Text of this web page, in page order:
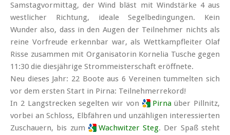
Samstag­vor­mittag, der Wind bläst mit Wind­stärke 4 aus
west­licher Rich­tung, ideale Segel­beding­ungen. Kein
Wunder also, dass in den Augen der Teil­nehmer nichts als
reine Vor­freude erkennbar war, als Wett­kampf­leiter Olaf
Risse zusammen mit Organisatorin Kornelia Tusche gegen
11:30 die dies­jährige Strom­meister­schaft eröffnete.
Neu dieses Jahr: 22 Boote aus 6 Vereinen tummelten sich
vor dem ersten Start in Pirna: Teil­nehmer­rekord!
In 2 Langs­trecken segelten wir von
Pirna über Pill­nitz,
vorbei an Schloss, Elb­fähren und un­zäh­ligen interes­sierten
Zu­schauern, bis zum
Wach­witzer Steg. Der Spaß steht